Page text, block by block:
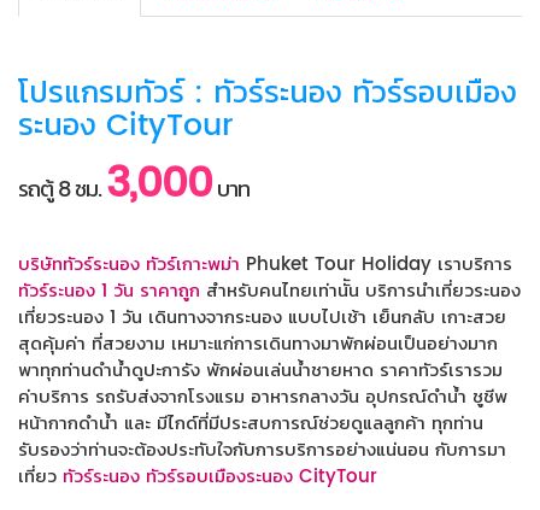
โปรแกรมทัวร์ : ทัวร์ระนอง ทัวร์รอบเมือง
ระนอง CityTour
รถตู้ 8 ชม.3,000บาท
บริษัททัวร์ระนอง ทัวร์เกาะพม่า Phuket Tour Holiday เราบริการ
ทัวร์ระนอง 1 วัน ราคาถูก สำหรับคนไทยเท่านััน บริการนำเที่ยวระนอง
เที่ยวระนอง 1 วัน เดินทางจากระนอง แบบไปเช้า เย็นกลับ เกาะสวย
สุดคุ้มค่า ที่สวยงาม เหมาะแก่การเดินทางมาพักผ่อนเป็นอย่างมาก
พาทุกท่านดำน้ำดูปะการัง พักผ่อนเล่นน้ำชายหาด ราคาทัวร์เรารวม
ค่าบริการ รถรับส่งจากโรงแรม อาหารกลางวัน อุปกรณ์ดำน้ำ ชูชีพ
หน้ากากดำน้ำ และ มีไกด์ที่มีประสบการณ์ช่วยดูแลลูกค้า ทุกท่าน
รับรองว่าท่านจะต้องประทับใจกับการบริการอย่างแน่นอน กับการมา
เที่ยว ทัวร์ระนอง ทัวร์รอบเมืองระนอง CityTour